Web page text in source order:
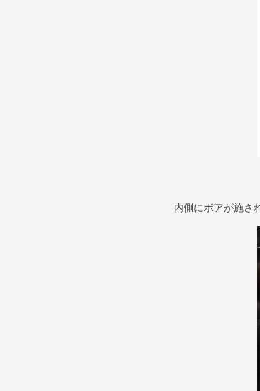
内側にボアが施さ